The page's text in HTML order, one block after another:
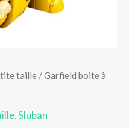
taille / Garfield boite à
Sluban